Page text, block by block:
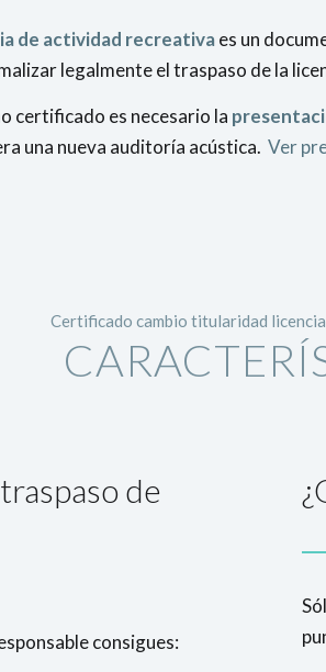
de actividad recreativaes un
legalmente el traspaso de la
certificado es necesario la
una nueva auditoría acústica. Ver
Certificado cambio titularidad
de
consigues: